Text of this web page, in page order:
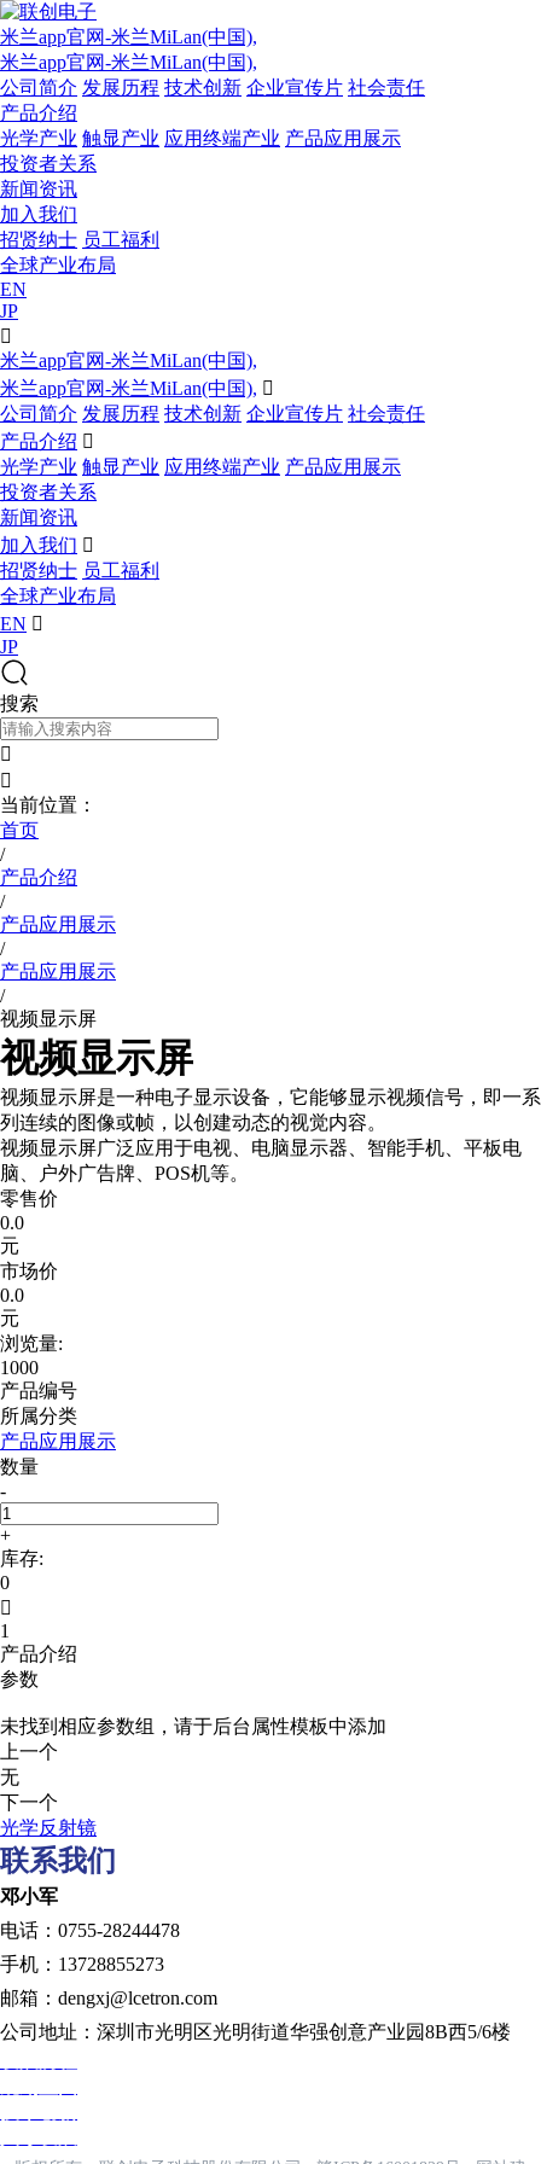
米兰app官网-米兰MiLan(中国),
米兰app官网-米兰MiLan(中国),
公司简介 发展历程 技术创新 企业宣传片 社会责任
产品介绍
光学产业 触显产业 应用终端产业 产品应用展示
投资者关系
新闻资讯
加入我们
招贤纳士 员工福利
全球产业布局
EN
JP

米兰app官网-米兰MiLan(中国),
米兰app官网-米兰MiLan(中国), 
公司简介 发展历程 技术创新 企业宣传片 社会责任
产品介绍 
光学产业 触显产业 应用终端产业 产品应用展示
投资者关系
新闻资讯
加入我们 
招贤纳士 员工福利
全球产业布局
EN 
JP
搜索


当前位置：
首页
/
产品介绍
/
产品应用展示
/
产品应用展示
/
视频显示屏
视频显示屏
视频显示屏是一种电子显示设备，它能够显示视频信号，即一系
列连续的图像或帧，以创建动态的视觉内容。
视频显示屏广泛应用于电视、电脑显示器、智能手机、平板电
脑、户外广告牌、POS机等。
零售价
0.0
元
市场价
0.0
元
浏览量:
1000
产品编号
所属分类
产品应用展示
数量
-
+
库存:
0

1
产品介绍
参数
未找到相应参数组，请于后台属性模板中添加
上一个
无
下一个
光学反射镜
联系我们
邓小军
电话：0755-28244478
手机：13728855273
邮箱：dengxj@lcetron.com
公司地址：深圳市光明区光明街道华强创意产业园8B西5/6楼